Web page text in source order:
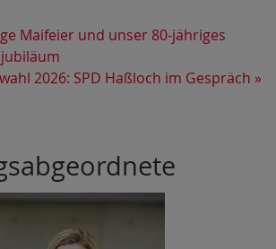
Maifeier und unser 80-jähriges
2026: SPD Haßloch im Gespräch »